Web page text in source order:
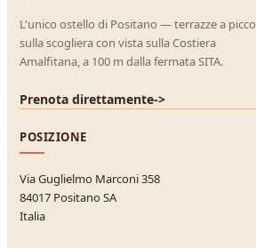
L'unico ostello di Positano — terrazze a picco
sulla scogliera con vista sulla Costiera
Amalfitana, a 100 m dalla fermata SITA.
Prenota direttamente->
POSIZIONE
Via Guglielmo Marconi 358
84017 Positano SA
Italia